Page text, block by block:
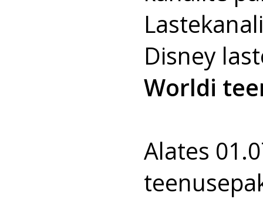
Disney
Worldi
Alates